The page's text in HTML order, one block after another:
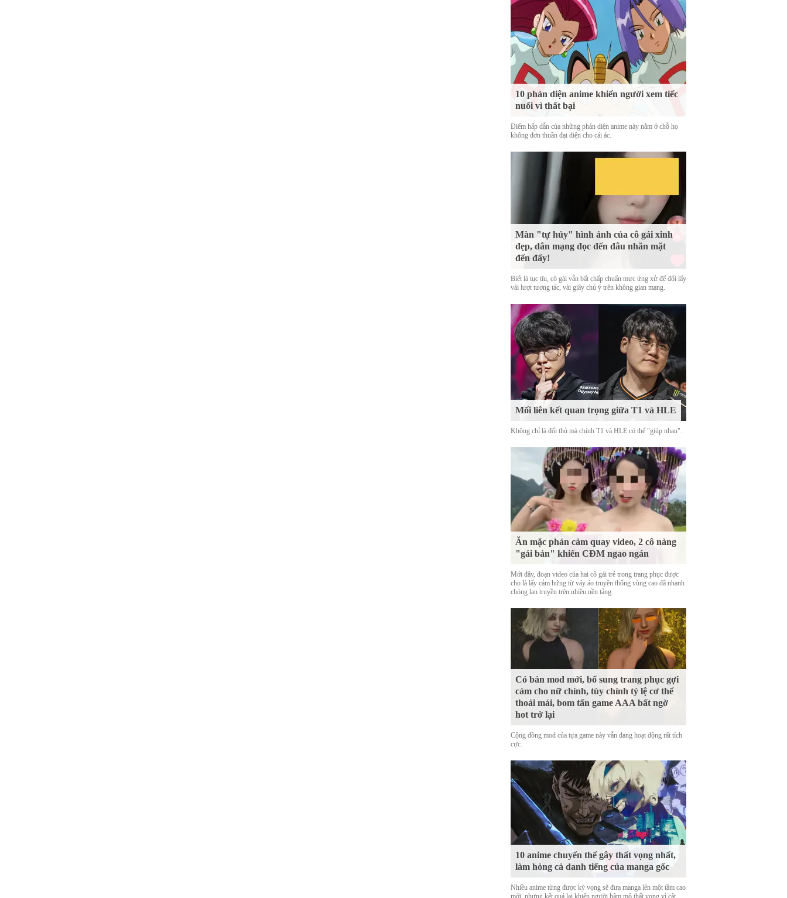
10 phản diện anime khiến người xem tiếc
nuối vì thất bại
Điểm hấp dẫn của những phản diện anime này nằm ở chỗ họ
không đơn thuần đại diện cho cái ác.
Màn "tự hủy" hình ảnh của cô gái xinh
đẹp, dân mạng đọc đến đâu nhăn mặt
đến đấy!
Biết là tục tĩu, cô gái vẫn bất chấp chuẩn mực ứng xử để đổi lấy
vài lượt tương tác, vài giây chú ý trên không gian mạng.
Mối liên kết quan trọng giữa T1 và HLE
Không chỉ là đối thủ mà chính T1 và HLE có thể "giúp nhau".
Ăn mặc phản cảm quay video, 2 cô nàng
"gái bản" khiến CĐM ngao ngán
Mới đây, đoạn video của hai cô gái trẻ trong trang phục được
cho là lấy cảm hứng từ váy áo truyền thống vùng cao đã nhanh
chóng lan truyền trên nhiều nền tảng.
Có bản mod mới, bổ sung trang phục gợi
cảm cho nữ chính, tùy chỉnh tỷ lệ cơ thể
thoải mái, bom tấn game AAA bất ngờ
hot trở lại
Cộng đồng mod của tựa game này vẫn đang hoạt động rất tích
cực.
10 anime chuyển thể gây thất vọng nhất,
làm hỏng cả danh tiếng của manga gốc
Nhiều anime từng được kỳ vọng sẽ đưa manga lên một tầm cao
mới, nhưng kết quả lại khiến người hâm mộ thất vọng vì cắt